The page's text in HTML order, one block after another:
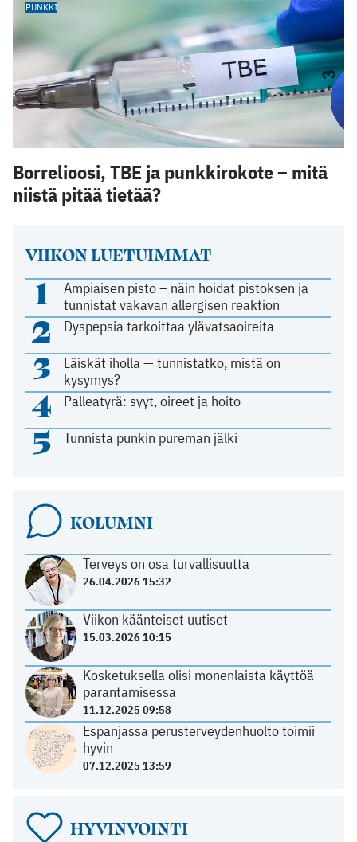
VIIKON LUETUIMMAT
1
Ampiaisen pisto – näin hoidat pistoksen ja
tunnistat vakavan allergisen reaktion
2 Dyspepsia tarkoittaa ylävatsaoireita
3
Läiskät iholla — tunnistatko, mistä on
kysymys?
4 Palleatyrä: syyt, oireet ja hoito
5 Tunnista punkin pureman jälki
KOLUMNI
Terveys on osa turvallisuutta
26.04.2026 15:32
Viikon käänteiset uutiset
15.03.2026 10:15
Kosketuksella olisi monenlaista käyttöä
parantamisessa
11.12.2025 09:58
Espanjassa perusterveydenhuolto toimii
hyvin
07.12.2025 13:59
HYVINVOINTI
PUNKKI
Borrelioosi, TBE ja punkkirokote – mitä
niistä pitää tietää?